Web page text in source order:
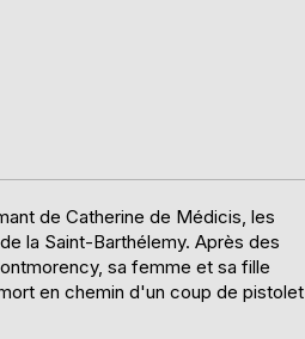
de Catherine de Médicis, les
la Saint-Barthélemy. Après des
sa femme et sa fille
en chemin d'un coup de pistolet